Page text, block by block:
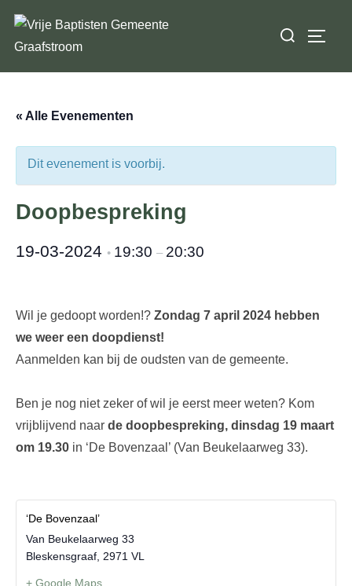
inhoud
Zoek
« Alle Evenementen
Dit evenement is voorbij.
Doopbespreking
19-03-2024 • 19:30 – 20:30
Wil je gedoopt worden!? Zondag 7 april 2024 hebben
we weer een doopdienst!
Aanmelden kan bij de oudsten van de gemeente.
Ben je nog niet zeker of wil je eerst meer weten? Kom
vrijblijvend naar de doopbespreking, dinsdag 19 maart
om 19.30 in ‘De Bovenzaal’ (Van Beukelaarweg 33).
‘De Bovenzaal’
Van Beukelaarweg 33
Bleskensgraaf 2971 VL
+ Google Maps